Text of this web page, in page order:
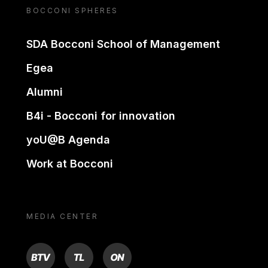
BOCCONI SPHERES
SDA Bocconi School of Management
Egea
Alumni
B4i - Bocconi for innovation
yoU@B Agenda
Work at Bocconi
MEDIA CENTER
BTV TL ON